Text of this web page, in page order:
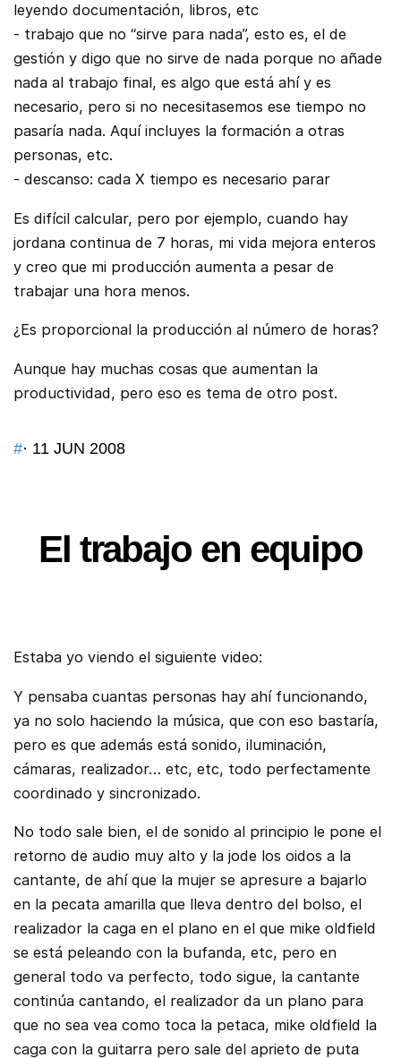
leyendo documentación, libros, etc
- trabajo que no “sirve para nada”, esto es, el de
gestión y digo que no sirve de nada porque no añade
nada al trabajo final, es algo que está ahí y es
necesario, pero si no necesitasemos ese tiempo no
pasaría nada. Aquí incluyes la formación a otras
personas, etc.
- descanso: cada X tiempo es necesario parar
Es difícil calcular, pero por ejemplo, cuando hay
jordana continua de 7 horas, mi vida mejora enteros
y creo que mi producción aumenta a pesar de
trabajar una hora menos.
¿Es proporcional la producción al número de horas?
Aunque hay muchas cosas que aumentan la
productividad, pero eso es tema de otro post.
#· 11 JUN 2008
El trabajo en equipo
Estaba yo viendo el siguiente video:
Y pensaba cuantas personas hay ahí funcionando,
ya no solo haciendo la música, que con eso bastaría,
pero es que además está sonido, iluminación,
cámaras, realizador… etc, etc, todo perfectamente
coordinado y sincronizado.
No todo sale bien, el de sonido al principio le pone el
retorno de audio muy alto y la jode los oidos a la
cantante, de ahí que la mujer se apresure a bajarlo
en la pecata amarilla que lleva dentro del bolso, el
realizador la caga en el plano en el que mike oldfield
se está peleando con la bufanda, etc, pero en
general todo va perfecto, todo sigue, la cantante
continúa cantando, el realizador da un plano para
que no sea vea como toca la petaca, mike oldfield la
caga con la guitarra pero sale del aprieto de puta